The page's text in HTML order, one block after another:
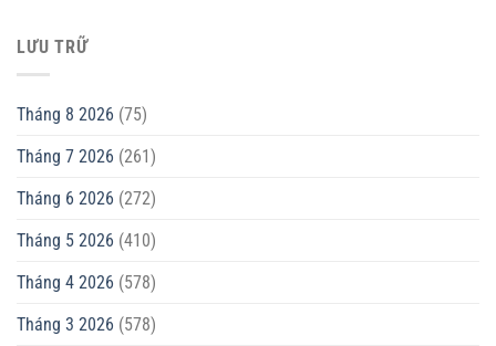
LƯU TRỮ
Tháng 8 2026 (75)
Tháng 7 2026 (261)
Tháng 6 2026 (272)
Tháng 5 2026 (410)
Tháng 4 2026 (578)
Tháng 3 2026 (578)